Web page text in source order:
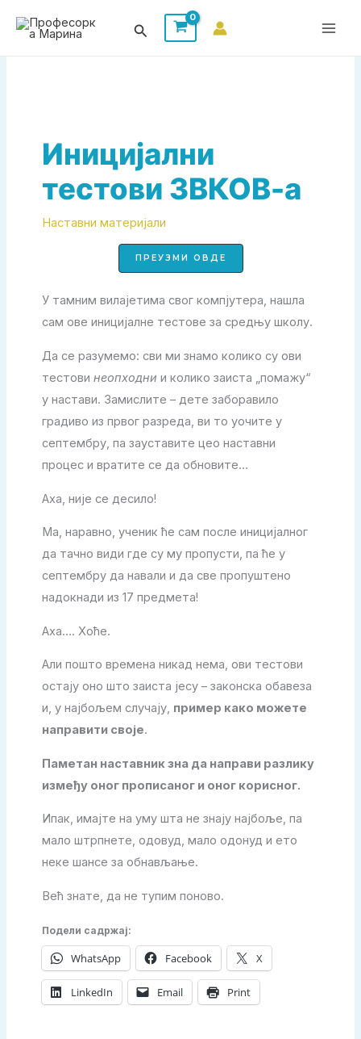
Претрага
Иницијални
тестови ЗВКОВ-а
Наставни материјали
ПРЕУЗМИ ОВДЕ
У тамним вилајетима свог компјутера, нашла
сам ове иницијалне тестове за средњу школу.
Да се разумемо: сви ми знамо колико су ови
тестови неопходни и колико заиста „помажу“
у настави. Замислите – дете заборавило
градиво из првог разреда, ви то уочите у
септембру, па зауставите цео наставни
процес и вратите се да обновите…
Аха, није се десило!
Ма, наравно, ученик ће сам после иницијалног
да тачно види где су му пропусти, па ће у
септембру да навали и да све пропуштено
надокнади из 17 предмета!
Аха…. Хоће.
Али пошто времена никад нема, ови тестови
остају оно што заиста јесу – законска обавеза
и, у најбољем случају, пример како можете
направити своје.
Паметан наставник зна да направи разлику
између оног прописаног и оног корисног.
Ипак, имајте на уму шта не знају најбоље, па
мало штрпнете, одовуд, мало одонуд и ето
неке шансе за обнављање.
Већ знате, да не тупим поново.
Подели садржај:
WhatsApp Facebook X
LinkedIn Email Print